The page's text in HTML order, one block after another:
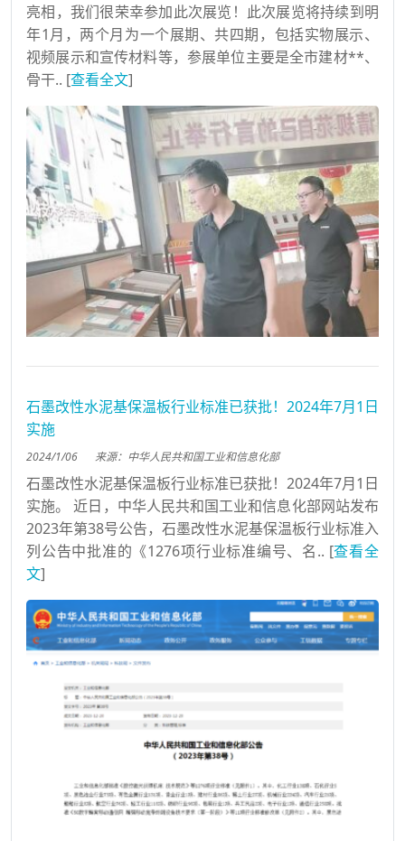
亮相，我们很荣幸参加此次展览！此次展览将持续到明
年1月，两个月为一个展期、共四期，包括实物展示、
视频展示和宣传材料等，参展单位主要是全市建材**、
骨干.. [查看全文]
石墨改性水泥基保温板行业标准已获批！2024年7月1日
实施
2024/1/06 来源：中华人民共和国工业和信息化部
石墨改性水泥基保温板行业标准已获批！2024年7月1日
实施。 近日，中华人民共和国工业和信息化部网站发布
2023年第38号公告，石墨改性水泥基保温板行业标准入
列公告中批准的《1276项行业标准编号、名.. [查看全
文]